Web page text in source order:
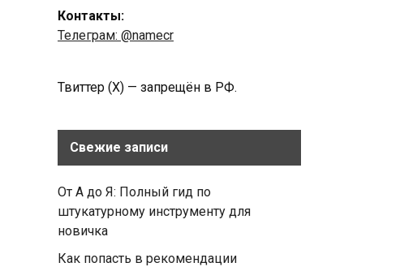
Контакты:
Телеграм: @namecr
Твиттер (Х) — запрещён в РФ.
Свежие записи
От А до Я: Полный гид по
штукатурному инструменту для
новичка
Как попасть в рекомендации